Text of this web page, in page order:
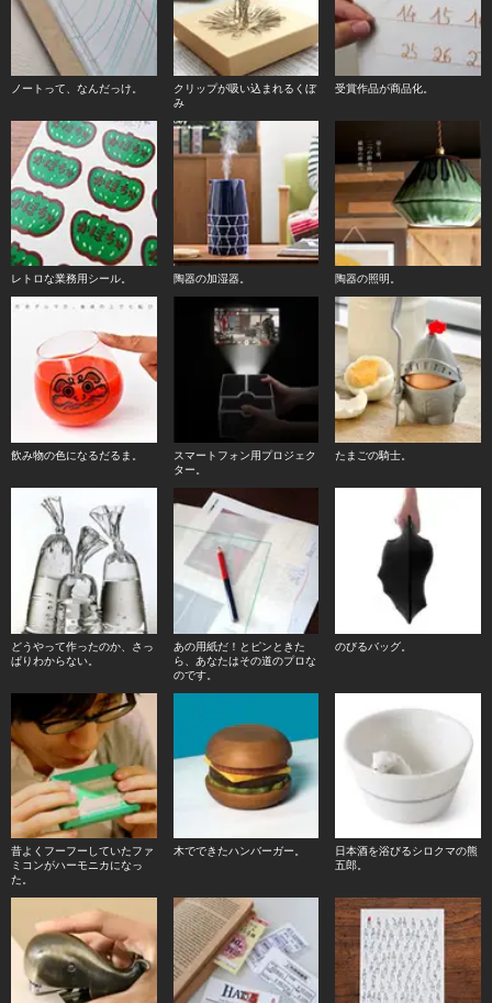
ノートって、なんだっけ。
クリップが吸い込まれるくぼ
み
受賞作品が商品化。
レトロな業務用シール。 陶器の加湿器。 陶器の照明。
飲み物の色になるだるま。
スマートフォン用プロジェク
ター。
たまごの騎士。
どうやって作ったのか、さっ
ぱりわからない。
あの用紙だ！とピンときた
ら、あなたはその道のプロな
のです。
のびるバッグ。
昔よくフーフーしていたファ
ミコンがハーモニカになっ
た。
木でできたハンバーガー。
日本酒を浴びるシロクマの熊
五郎。